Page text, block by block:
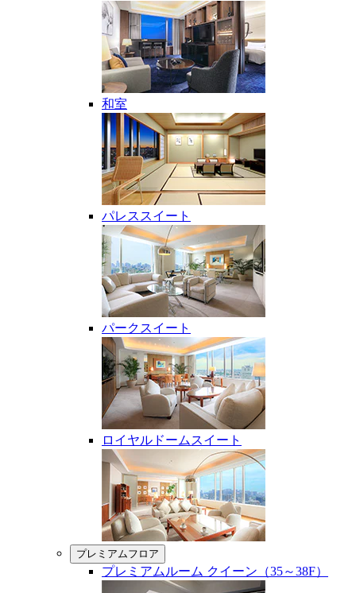
和室
パレススイート
パークスイート
ロイヤルドームスイート
プレミアムフロア
プレミアムルーム クイーン（35～38F）